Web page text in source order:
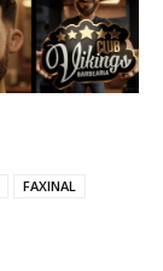
FAXINAL